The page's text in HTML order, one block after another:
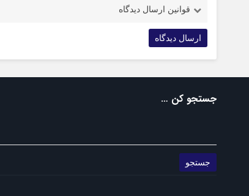
قوانین ارسال دیدگاه
جستجو کن …